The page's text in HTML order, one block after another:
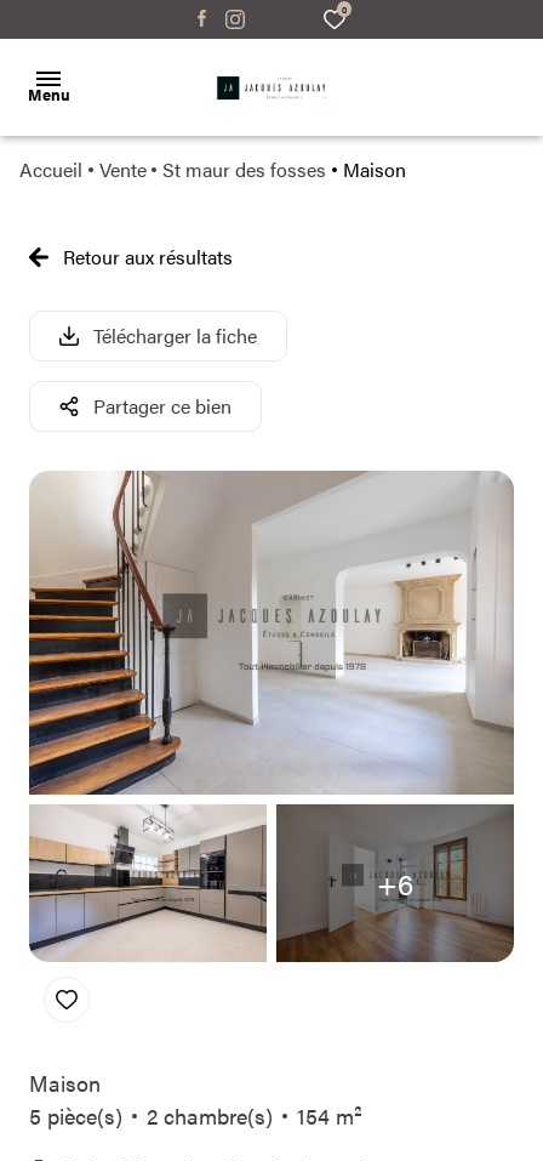
0
Menu
Ventes
appartements
maisons
parking
bureaux/locaux
autres
appartements
maisons
parking
bureaux/locaux
autres
Gestion
locative
Estimation
Contact
Notre
équipe
Accueil Vente St maur des fosses Maison
Retour aux résultats
Télécharger la fiche
Partager ce bien
+6
Maison
5 pièce(s)
2 chambre(s)
154 m²